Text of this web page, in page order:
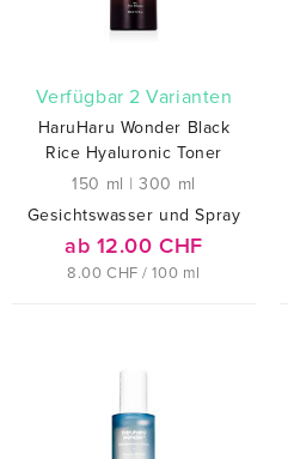
verfügbar 2 Varianten
HaruHaru Wonder Black
Rice Hyaluronic Toner
150 ml |300 ml
Gesichtswasser und Spray
ab 12.00 CHF
8.00 CHF / 100 ml